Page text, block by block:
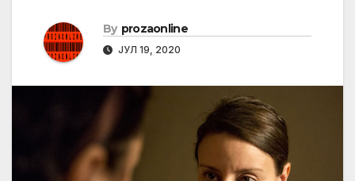
By prozaonline
ЈУЛ 19, 2020